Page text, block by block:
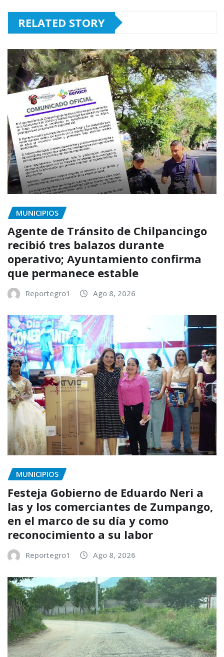
RELATED STORY
MUNICIPIOS
Agente de Tránsito de Chilpancingo
recibió tres balazos durante
operativo; Ayuntamiento confirma
que permanece estable
Reportegro1 Ago 8, 2026
MUNICIPIOS
Festeja Gobierno de Eduardo Neri a
las y los comerciantes de Zumpango,
en el marco de su día y como
reconocimiento a su labor
Reportegro1 Ago 8, 2026